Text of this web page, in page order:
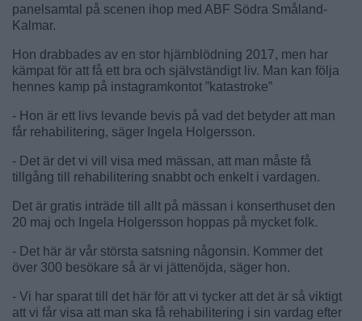
panelsamtal på scenen ihop med ABF Södra Småland-
Kalmar.
Hon drabbades av en stor hjärnblödning 2017, men har
kämpat för att få ett bra och självständigt liv. Man kan följa
hennes kamp på instagramkontot ”katastroke”
- Hon är ett livs levande bevis på vad det betyder att man
får rehabilitering, säger Ingela Holgersson.
- Det är det vi vill visa med mässan, att man måste få
tillgång till rehabilitering snabbt och enkelt i vardagen.
Det är gratis inträde till allt på mässan i konserthuset den
20 maj och Ingela Holgersson hoppas på mycket folk.
- Det här är vår största satsning någonsin. Kommer det
över 300 besökare så är vi jättenöjda, säger hon.
- Vi har sparat till det här för att vi tycker att det är så viktigt
att vi får visa att man ska få rehabilitering i sin vardag efter